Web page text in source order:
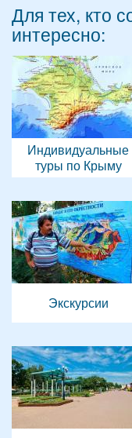
Для тех, кто
интересно:
Индивидуальные
туры по Крыму
Экскурсии